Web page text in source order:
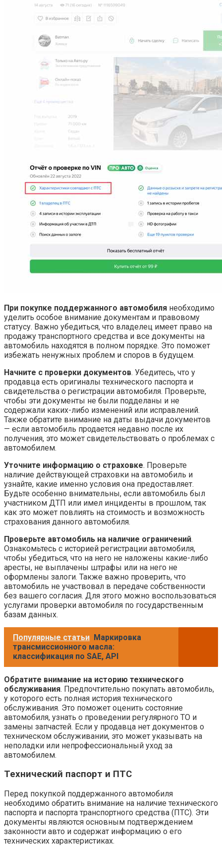
При покупке поддержанного автомобиля необходимо
уделить особое внимание документам и правовому
статусу. Важно убедиться, что владелец имеет право на
продажу транспортного средства и все документы на
автомобиль находятся в полном порядке. Это поможет
избежать ненужных проблем и споров в будущем.
Начните с проверки документов. Убедитесь, что у
продавца есть оригиналы технического паспорта и
свидетельства о регистрации автомобиля. Проверьте,
чтобы эти документы не были подделаны и не
содержали каких-либо изменений или исправлений.
Также обратите внимание на даты выдачи документов
— если автомобиль продается недавно после их
получения, это может свидетельствовать о проблемах с
автомобилем.
Уточните информацию о страховке. Проверьте
наличие действующей страховки на автомобиль и
узнайте, какие именно условия она предоставляет.
Будьте особенно внимательны, если автомобиль был
участником ДТП или имел инциденты в прошлом, так
как это может повлиять на стоимость и возможность
страхования данного автомобиля.
Проверьте автомобиль на наличие ограничений.
Ознакомьтесь с историей регистрации автомобиля,
чтобы убедиться, что на него не наложены какие-либо
аресты, не выплачены штрафы или на него не
оформлены залоги. Также важно проверить, что
автомобиль не участвовал в передаче собственности
без вашего согласия. Для этого можно воспользоваться
услугами проверки автомобиля по государственным
базам данных.
Популярные статьи Маркировка
трансмиссионного масла:
классификация по SAE, API
Обратите внимание на историю технического
обслуживания. Предпочтительно покупать автомобиль,
у которого есть полная история технического
обслуживания. Это поможет оценить состояние
автомобиля, узнать о проведении регулярного ТО и
замены запчастей. Если у продавца нет документов о
техническом обслуживании, это может указывать на
неполадки или непрофессиональный уход за
автомобилем.
Технический паспорт и ПТС
Перед покупкой поддержанного автомобиля
необходимо обратить внимание на наличие технического
паспорта и паспорта транспортного средства (ПТС). Эти
документы являются основным подтверждением
законности авто и содержат информацию о его
технических характеристиках.